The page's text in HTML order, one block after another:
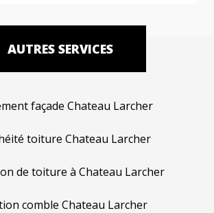
AUTRES SERVICES
façade Chateau Larcher
toiture Chateau Larcher
de toiture à Chateau Larcher
comble Chateau Larcher